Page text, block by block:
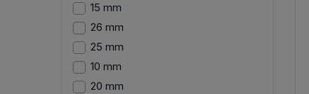
15 mm
26 mm
25 mm
10 mm
20 mm